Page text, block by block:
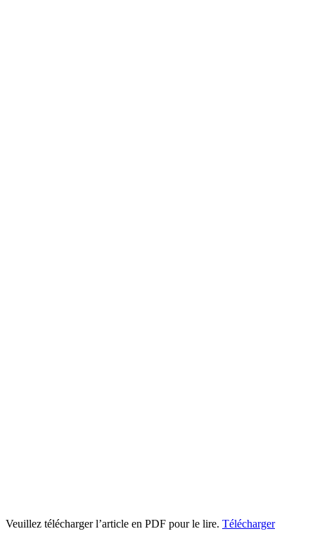
Veuillez télécharger l’article en PDF pour le lire. Télécharger